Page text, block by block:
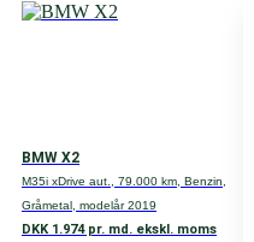
HK
32
BMW X2
M35i xDrive aut., 79.000 km, Benzin,
Gråmetal, modelår 2019
DKK 1.974 pr. md. ekskl. moms